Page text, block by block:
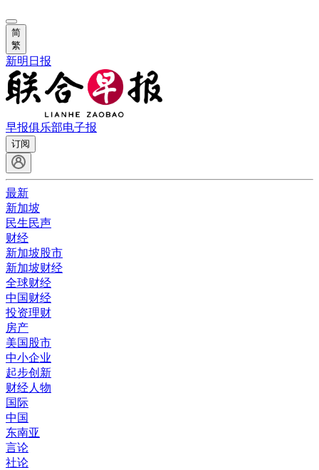
简
繁
新明日报
早报俱乐部电子报
订阅
最新
新加坡
民生民声
财经
新加坡股市
新加坡财经
全球财经
中国财经
投资理财
房产
美国股市
中小企业
起步创新
财经人物
国际
中国
东南亚
言论
社论